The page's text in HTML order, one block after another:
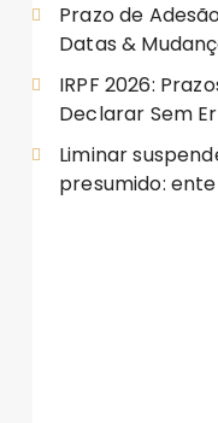
Prazo de
Datas &
IRPF 2026:
Declarar Sem
Liminar
presumido: